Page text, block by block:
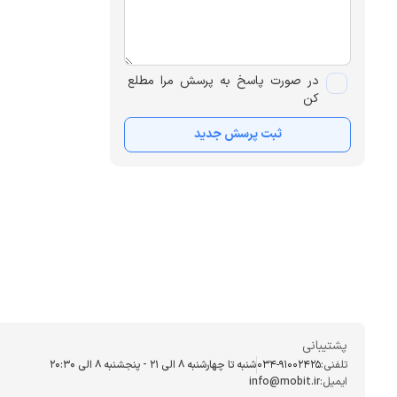
در صورت پاسخ به پرسش مرا مطلع
کن
ثبت پرسش جدید
پشتیبانی
تلفنی:034-91002425شنبه تا چهارشنبه ۸ الی ۲۱ - پنجشنبه 8 الی ۲۰:۳۰
ایمیل:info@mobit.ir